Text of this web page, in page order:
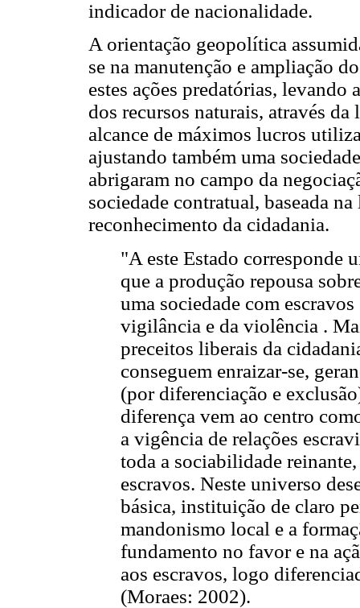
indicador de nacionalidade.
A orientação geopolítica
se na manutenção e ampliação
estes ações predatórias,
dos recursos naturais, através
alcance de máximos lucros
ajustando também uma
abrigaram no campo da
sociedade contratual, baseada
reconhecimento da cidadania.
"A este Estado corresponde
que a produção repousa
uma sociedade com
vigilância e da violência .
preceitos liberais da
conseguem enraizar-se,
(por diferenciação e
diferença vem ao centro
a vigência de relações
toda a sociabilidade
escravos. Neste universo
básica, instituição de claro
mandonismo local e a
fundamento no favor e na
aos escravos, logo
(Moraes: 2002).